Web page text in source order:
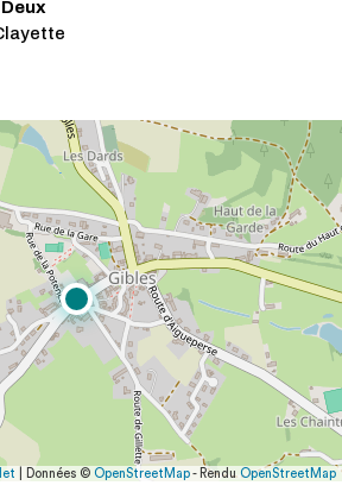
| Données © OpenStreetMap- RenduOpenStreetMap